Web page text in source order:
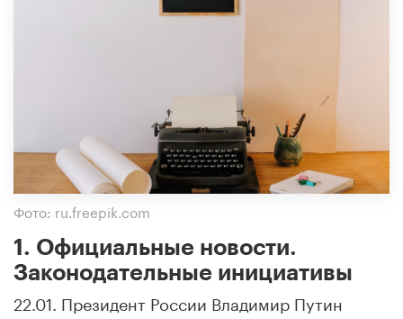
Фото: ru.freepik.com
1. Официальные новости.
Законодательные инициативы
22.01. Президент России Владимир Путин